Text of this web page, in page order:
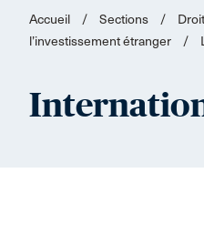
Accueil / Sections /
l’investissement étranger
/